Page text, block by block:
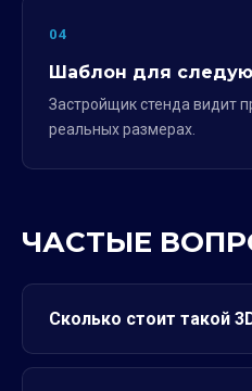
04
Шаблон для
Застройщик стенда видит
реальных размерах.
ЧАСТЫЕ
Сколько стоит такой